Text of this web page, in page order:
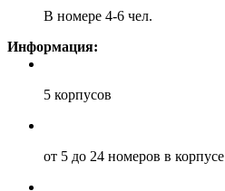
В номере 4-6 чел.
Информация:
5 корпусов
от 5 до 24 номеров в корпусе